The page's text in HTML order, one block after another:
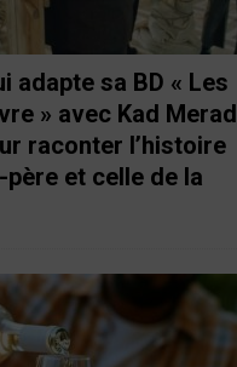
adapte sa BD « Les
» avec Kad Merad
raconter l’histoire
et celle de la